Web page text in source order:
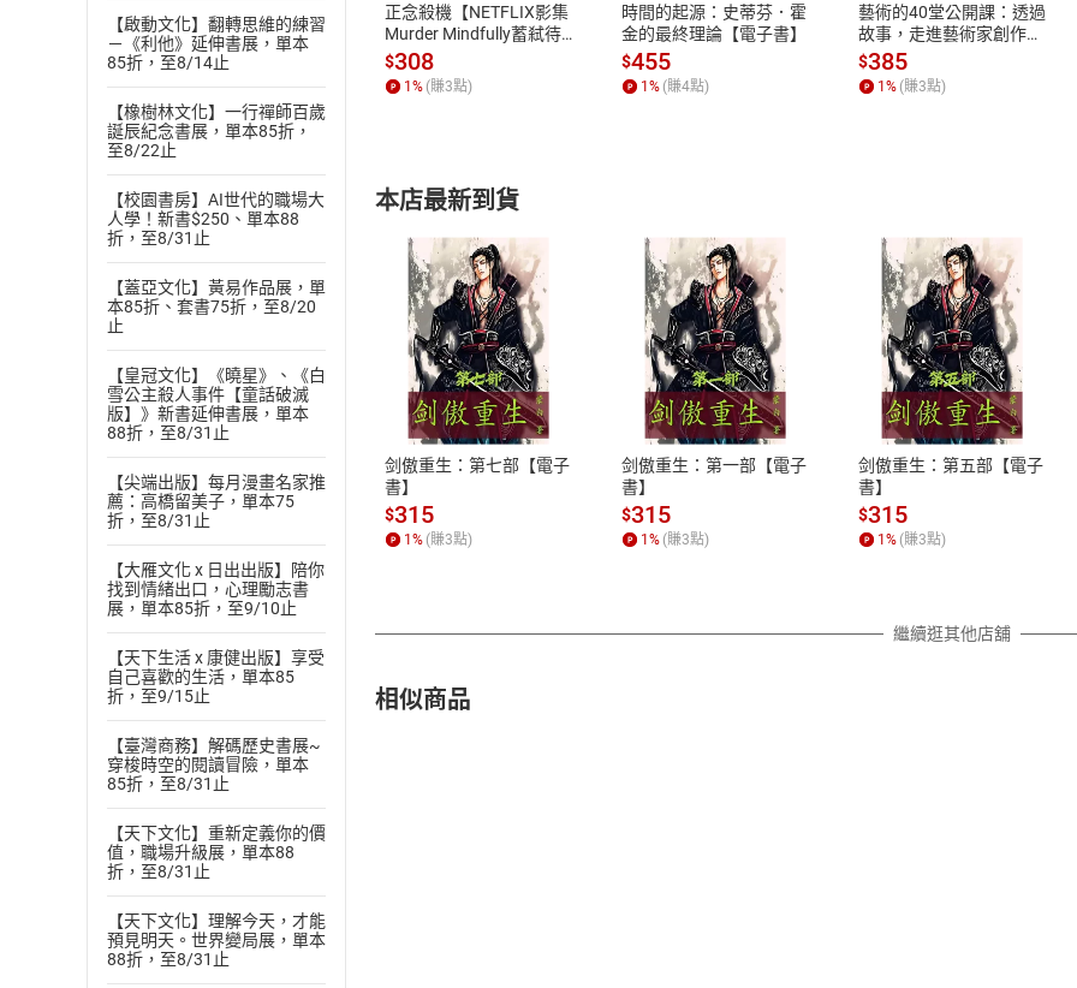
【啟動文化】翻轉思維的練習
－《利他》延伸書展，單本
85折，至8/14止
【橡樹林文化】一行禪師百歲
誕辰紀念書展，單本85折，
至8/22止
【校園書房】AI世代的職場大
人學！新書$250、單本88
折，至8/31止
【蓋亞文化】黃易作品展，單
本85折、套書75折，至8/20
止
【皇冠文化】《曉星》、《白
雪公主殺人事件【童話破滅
版】》新書延伸書展，單本
88折，至8/31止
【尖端出版】每月漫畫名家推
薦：高橋留美子，單本75
折，至8/31止
【大雁文化 x 日出出版】陪你
找到情緒出口，心理勵志書
展，單本85折，至9/10止
【天下生活 x 康健出版】享受
自己喜歡的生活，單本85
折，至9/15止
【臺灣商務】解碼歷史書展~
穿梭時空的閱讀冒險，單本
85折，至8/31止
【天下文化】重新定義你的價
值，職場升級展，單本88
折，至8/31止
【天下文化】理解今天，才能
預見明天。世界變局展，單本
88折，至8/31止
付款方式
ATM轉帳、信用卡、LINE PAY、AFTEE
退換貨規範
本店是否提供消費者保護法七日猶
之權利，遽消費者保護法及通訊交
除權合理例外情事適用準則，依商
質各有不同規定。詳細退換貨說明
照各商品說明。
正念殺機【NETFLIX影集
Murder Mindfully蓄弒待
發】【電子書】
$308
1 % (賺3點)
時間的起源：史蒂芬．霍
金的最終理論【電子書】
$455
1 % (賺4點)
藝術的40堂公開課：透過
故事，走進藝術家創作現
場，看藝術如何誕生、如
何形塑人類生活【電子
書】
$385
1 % (賺3點)
本店最新到貨
剑傲重生：第七部【電子
書】
$315
1 % (賺3點)
剑傲重生：第一部【電子
書】
$315
1 % (賺3點)
剑傲重生：第五部【電子
書】
$315
1 % (賺3點)
繼續逛其他店舖
相似商品